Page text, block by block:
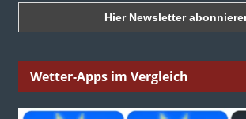
Wetter-Apps im Vergleich